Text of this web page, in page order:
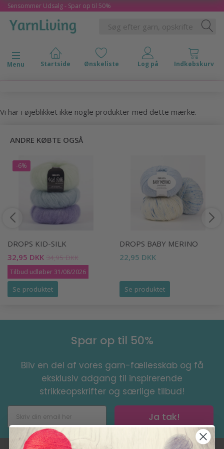
Sensommer Udsalg - Spar op til 50%
Skifte navigation
Menu
Vi har i øjeblikket ikke nogle produkter med dette mærke.
ANDRE KØBTE OGSÅ
-6%
DROPS KID-SILK
32,95 DKK 34,95 DKK
Tilbud udløber 31/08/2026
Se produktet
DROPS BABY MERINO
22,95 DKK
Se produktet
Spar op til 50%
Bliv en del af vores garn-fællesskab og få
eksklusiv adgang til inspirerende
strikkeopskrifter og særlige tilbud!
Ja tak!